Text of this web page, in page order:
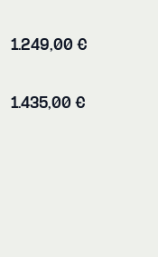
1.249,00 €
1.435,00 €